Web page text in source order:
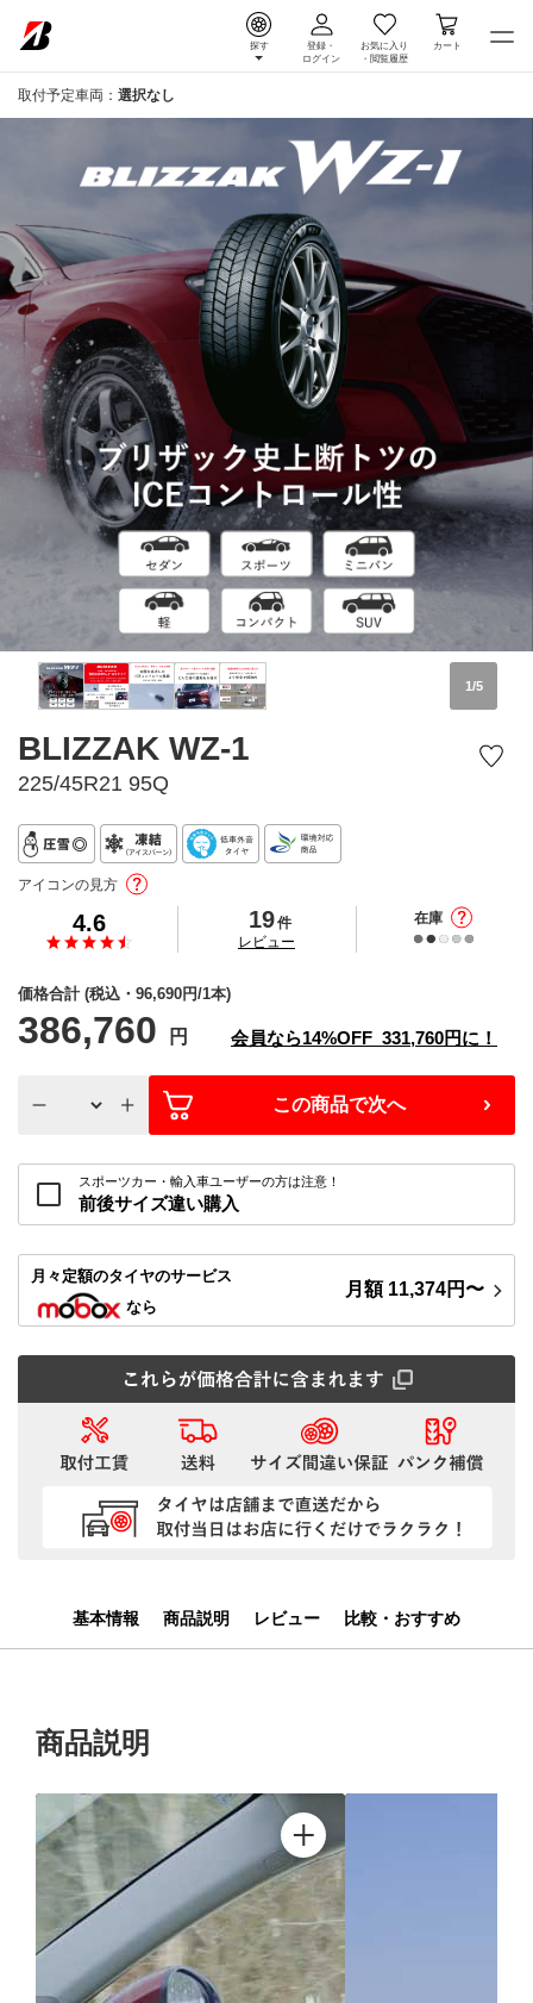
探す
登録・
ログイン
お気に入り
・ 閲覧履歴
カート
取付予定車両： 選択なし
1/5
BLIZZAK WZ-1
225/45R21 95Q
4.6 19件
の
レビュー
在庫
アイコンの見方
価格合計 (税込・ 96,690円/1本)
386,760 円 会員なら14%OFF 331,760円に！
この商品で次へ
スポーツカー・輸入車ユーザーの方は注意！
前後サイズ違い購入
月々定額のタイヤのサービス
なら
月額 11,374円〜
基本情報 商品説明 レビュー 比較・おすすめ
商品説明